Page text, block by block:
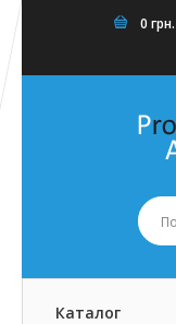
0 грн.
Каталог